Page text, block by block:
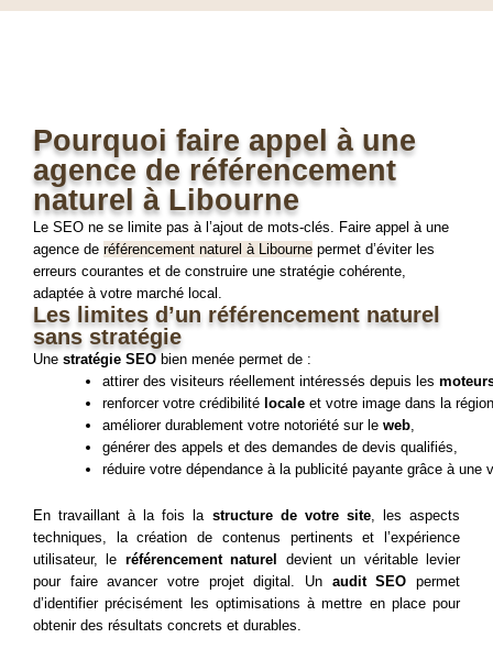
Pourquoi faire appel à une
agence de référencement
naturel à Libourne
Le SEO ne se limite pas à l’ajout de mots-clés. Faire appel à une
agence de référencement naturel à Libourne permet d’éviter les
erreurs courantes et de construire une stratégie cohérente,
adaptée à votre marché local.
Les limites d’un référencement naturel
sans stratégie
Une stratégie SEO bien menée permet de :
attirer des visiteurs réellement intéressés depuis les
renforcer votre crédibilité locale et votre image dans la
améliorer durablement votre notoriété sur le web,
générer des appels et des demandes de devis qualifiés,
réduire votre dépendance à la publicité payante grâce à une
En travaillant à la fois la structure de votre site, les aspects
techniques, la création de contenus pertinents et l’expérience
utilisateur, le référencement naturel
devient un véritable levier
pour faire avancer votre projet digital. Un audit SEO permet
d’identifier précisément les optimisations à mettre en place pour
obtenir des résultats concrets et durables.